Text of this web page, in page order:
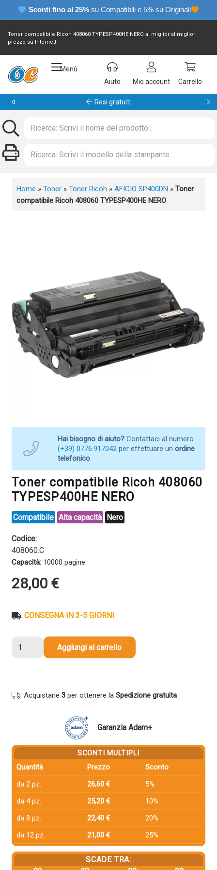
Sconti fino al 25% su Compatibili e 5% su Originali
Toner compatibile Ricoh 408060 TYPESP400HE NERO al miglior al miglior
prezzo su Internet!
Menù
Aiuto
Mio account Carrello
Garanzia 24 mesi
Home » Toner » Toner Ricoh » AFICIO SP400DN » Toner
compatibile Ricoh 408060 TYPESP400HE NERO
Hai bisogno di aiuto? Contattaci al numero
(+39) 0776.917042 per effettuare un ordine
telefonico
Toner compatibile Ricoh 408060
TYPESP400HE NERO
Compatibile Alta capacità Nero
Codice:
408060.C
Capacità: 10000 pagine
28,00 €
CONSEGNA IN 3-5 GIORNI
compatibile
NERO
Aggiungi al carrello
Acquistane 3 per ottenere la Spedizione gratuita
Garanzia Adam+
SCONTI MULTIPLI
Quantità
Prezzo
Sconto
da 2 pz.
26,60 €
5%
da 4 pz.
25,20 €
10%
da 8 pz.
22,40 €
20%
da 12 pz.
21,00 € 25%
SCADE TRA: